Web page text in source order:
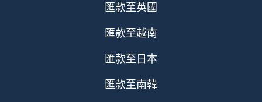
匯款至英國
匯款至越南
匯款至日本
匯款至南韓